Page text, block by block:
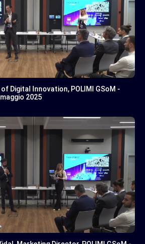
Digital Innovation, POLIMI GSoM -
2025